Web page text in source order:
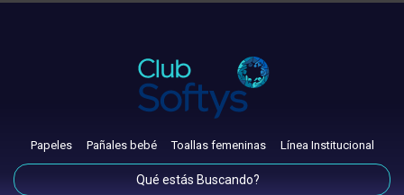
Papeles Pañales bebé Toallas femeninas Línea Institucional